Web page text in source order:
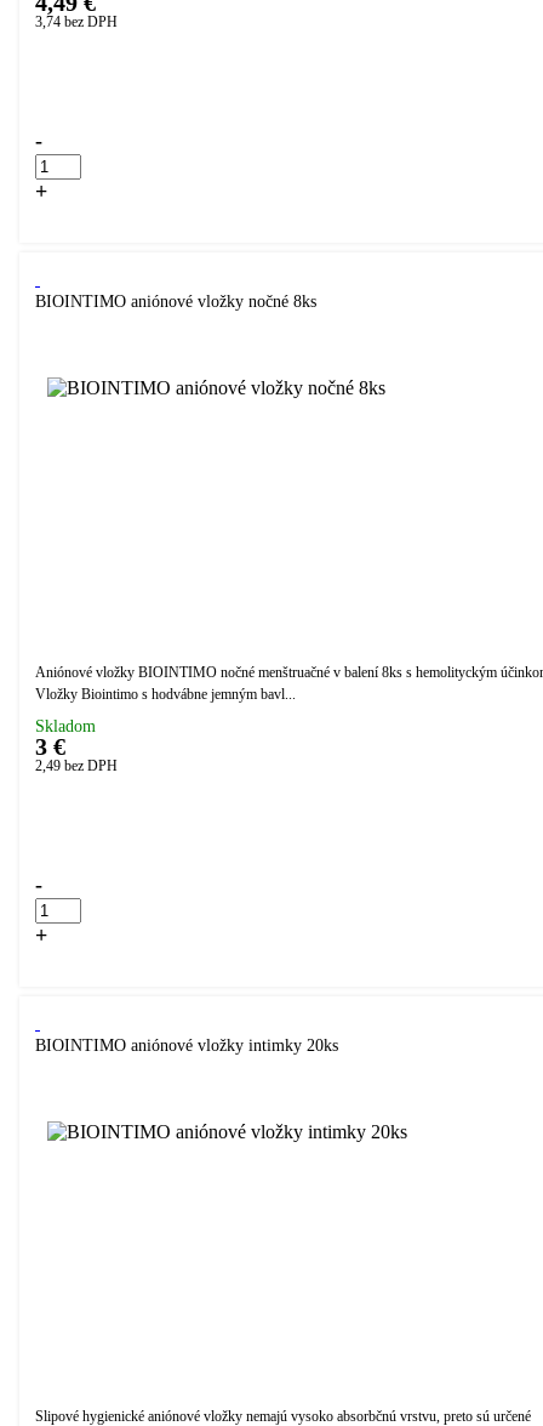
3,74 bez DPH
-
+
BIOINTIMO aniónové vložky nočné 8ks
Aniónové vložky BIOINTIMO nočné menštruačné v balení 8ks s hemolityckým
Vložky Biointimo s hodvábne jemným bavl...
Skladom
3 €
2,49 bez DPH
-
+
BIOINTIMO aniónové vložky intimky 20ks
Slipové hygienické aniónové vložky nemajú vysoko absorbčnú vrstvu, preto sú určené